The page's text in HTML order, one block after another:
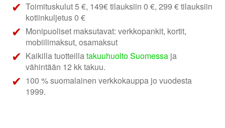
Toimituskulut 5 €, 149€ tilauksiin 0 €, 299 € tilauksiin
kotiinkuljetus 0 €
Monipuoliset maksutavat: verkkopankit, kortit,
mobiilimaksut, osamaksut
Kaikilla tuotteillatakuuhuolto Suomessa ja
vähintään 12 kk takuu.
100 % suomalainen verkkokauppa jo vuodesta
1999.